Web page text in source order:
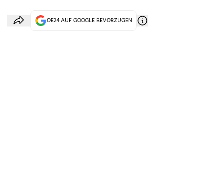
OE24 AUF GOOGLE BEVORZUGEN